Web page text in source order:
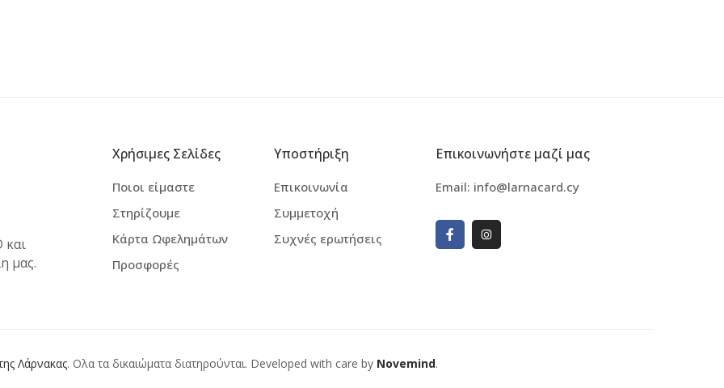
και
μας.
Χρήσιμες Σελίδες
Ποιοι είμαστε
Στηρίζουμε
Κάρτα Ωφελημάτων
Προσφορές
Υποστήριξη
Επικοινωνία
Συμμετοχή
Συχνές ερωτήσεις
Επικοινωνήστε μαζί μας
Email: info@larnacard.cy
Λάρνακας. Ολα τα δικαιώματα διατηρούνται. Developed with care by Novemind.